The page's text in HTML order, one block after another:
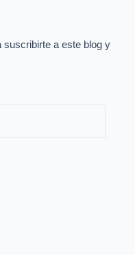
suscribirte a este blog y